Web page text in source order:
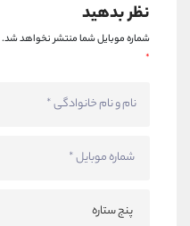
نظر بدهید
شماره موبایل شما منتشر نخواهد شد.
*